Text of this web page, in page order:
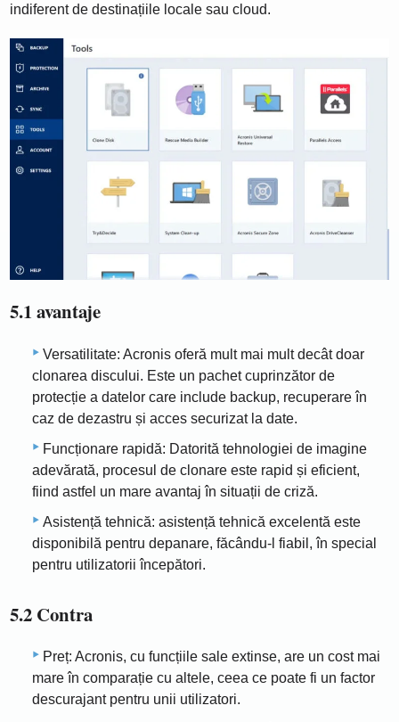
indiferent de destinațiile locale sau cloud.
5.1 avantaje
Versatilitate: Acronis oferă mult mai mult decât doar
clonarea discului. Este un pachet cuprinzător de
protecție a datelor care include backup, recuperare în
caz de dezastru și acces securizat la date.
Funcționare rapidă: Datorită tehnologiei de imagine
adevărată, procesul de clonare este rapid și eficient,
fiind astfel un mare avantaj în situații de criză.
Asistență tehnică: asistență tehnică excelentă este
disponibilă pentru depanare, făcându-l fiabil, în special
pentru utilizatorii începători.
5.2 Contra
Preț: Acronis, cu funcțiile sale extinse, are un cost mai
mare în comparație cu altele, ceea ce poate fi un factor
descurajant pentru unii utilizatori.